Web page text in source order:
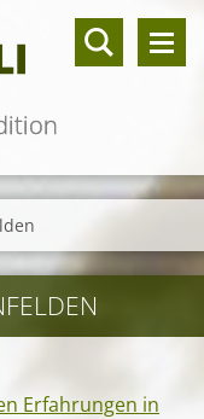
Erfahrungen in